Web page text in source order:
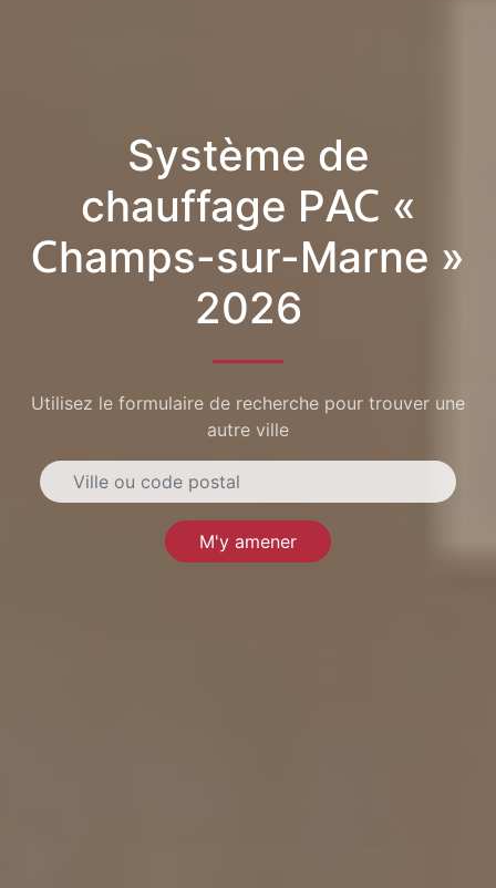
Système de
chauffage PAC «
Champs-sur-Marne »
2026
Utilisez le formulaire de recherche pour trouver une
autre ville
M'y amener